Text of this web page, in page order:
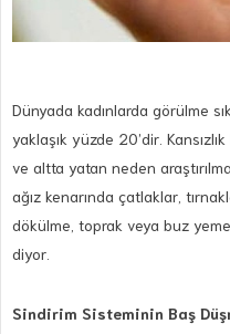
Dünyada kadınlarda görülme
yaklaşık yüzde 20’dir.
ve altta yatan neden
ağız kenarında çatlaklar,
dökülme, toprak veya buz
diyor.
Sindirim Sisteminin Baş